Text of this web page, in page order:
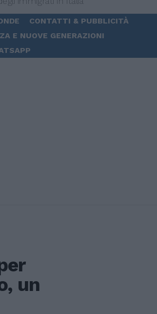
CONTATTI & PUBBLICITÀ
E NUOVE GENERAZIONI
un